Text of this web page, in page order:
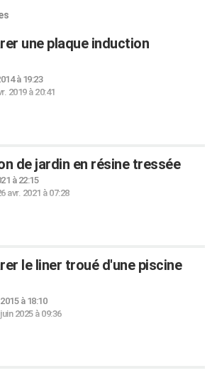
une plaque induction
à 19:23
2019 à 20:41
de jardin en résine tressée
à 22:15
avr. 2021 à 07:28
le liner troué d'une piscine
à 18:10
2025 à 09:36